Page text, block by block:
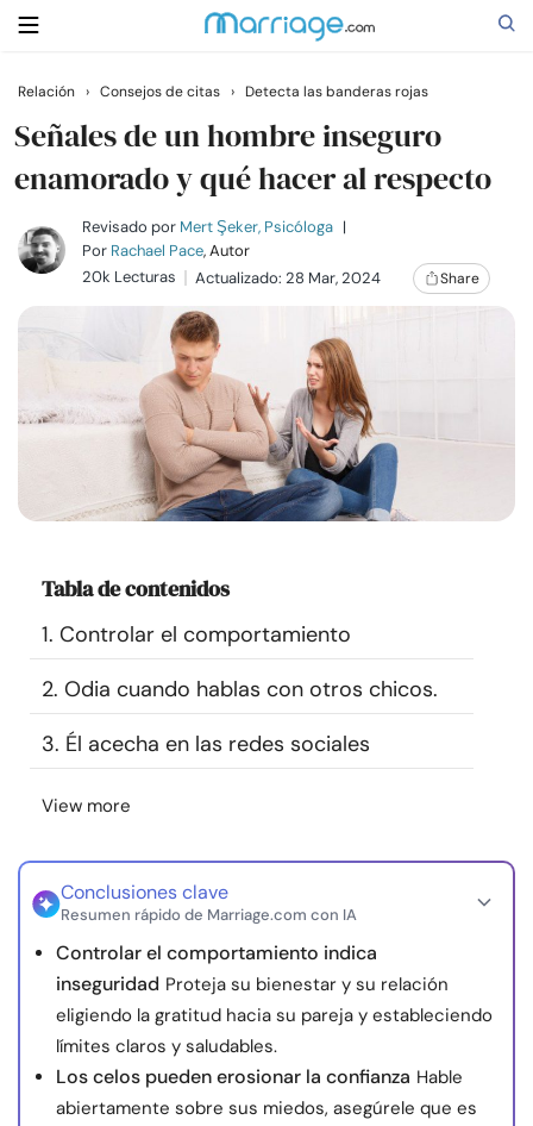
Buscar
Casarse
Relaciones
Ayuda
Comunidad
Encuentra un terapeuta
Idioma
Sobre nosotros Contáctanos Escríbenos
Publicidad con
nosotros
© Copyright 2026. Todos los derechos reservados.
Relación › Consejos de citas › Detecta las banderas rojas
Señales de un hombre inseguro
enamorado y qué hacer al respecto
Revisado por Mert Şeker, Psicóloga |
Por Rachael Pace, Autor
20k Lecturas
Actualizado: 28 Mar, 2024 Share
Tabla de contenidos
1. Controlar el comportamiento
2. Odia cuando hablas con otros chicos.
3. Él acecha en las redes sociales
View more
Conclusiones clave
Resumen rápido de Marriage.com con IA
Controlar el comportamiento indica
inseguridad Proteja su bienestar y su relación
eligiendo la gratitud hacia su pareja y estableciendo
límites claros y saludables.
Los celos pueden erosionar la confianza Hable
abiertamente sobre sus miedos, asegúrele que es